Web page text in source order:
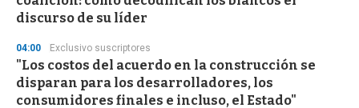
discurso de su líder
04:00 Exclusivo suscriptores
"Los costos del acuerdo en la construcción se
disparan para los desarrolladores, los
consumidores finales e incluso, el Estado"